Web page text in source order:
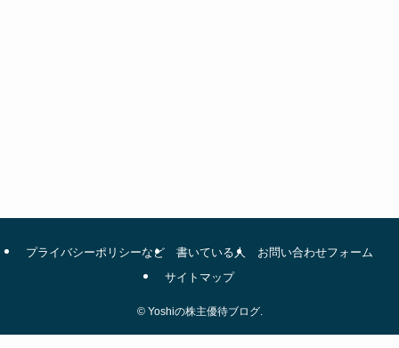
プライバシーポリシーなど 書いている人
お問い合わせフォーム
サイトマップ
©Yoshiの株主優待ブログ.